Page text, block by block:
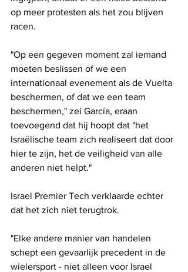
op meer protesten als het zou blijven
racen.
"Op een gegeven moment zal iemand
moeten beslissen of we een
internationaal evenement als de Vuelta
beschermen, of dat we een team
beschermen," zei García, eraan
toevoegend dat hij hoopt dat "het
Israëlische team zich realiseert dat door
hier te zijn, het de veiligheid van alle
anderen niet helpt."
Israel Premier Tech verklaarde echter
dat het zich niet terugtrok.
"Elke andere manier van handelen
schept een gevaarlijk precedent in de
wielersport - niet alleen voor Israel